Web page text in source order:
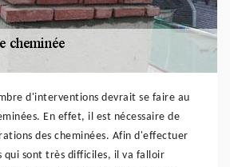
d'interventions devrait se faire au
En effet, il est nécessaire de
des cheminées. Afin d'effectuer
qui sont très difficiles, il va falloir